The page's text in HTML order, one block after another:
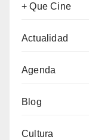
+ Que Cine
Actualidad
Agenda
Blog
Cultura